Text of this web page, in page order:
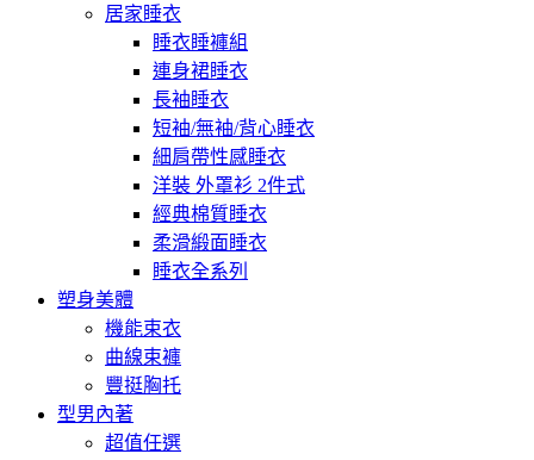
居家睡衣
睡衣睡褲組
連身裙睡衣
長袖睡衣
短袖/無袖/背心睡衣
細肩帶性感睡衣
洋裝 外罩衫 2件式
經典棉質睡衣
柔滑緞面睡衣
睡衣全系列
塑身美體
機能束衣
曲線束褲
豐挺胸托
型男內著
超值任選